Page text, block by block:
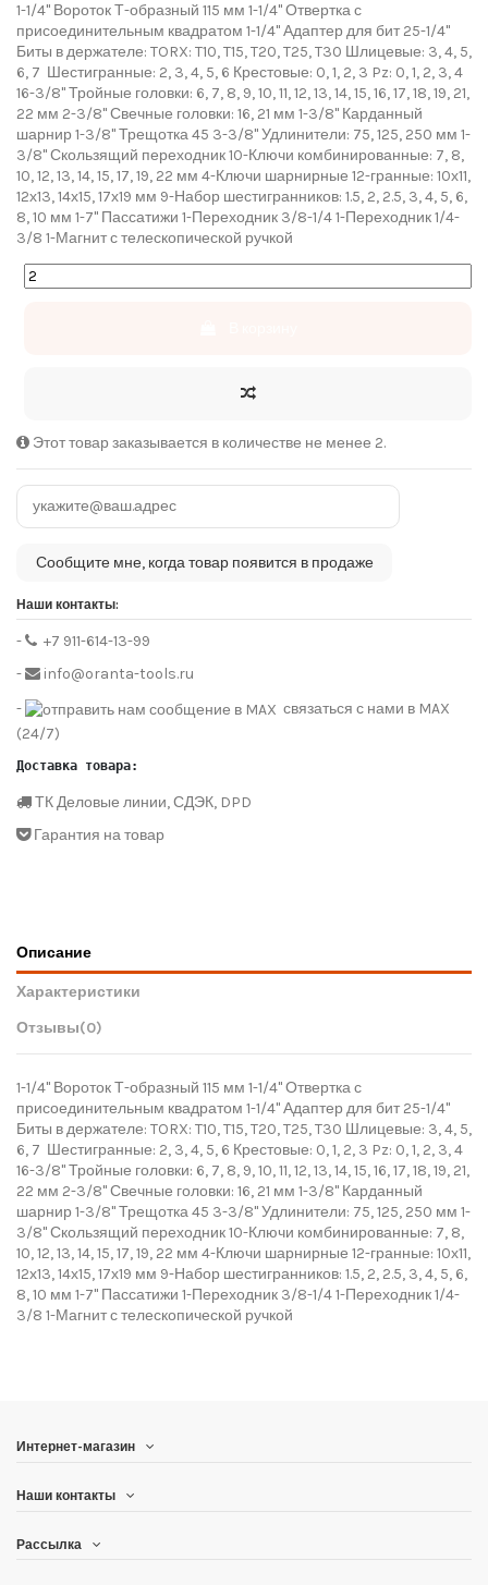
1-1/4" Вороток Т-образный 115 мм 1-1/4" Отвертка с
присоединительным квадратом 1-1/4" Адаптер для бит 25-1/4"
Биты в держателе: TORX: T10, T15, T20, T25, T30 Шлицевые: 3, 4, 5,
6, 7 Шестигранные: 2, 3, 4, 5, 6 Крестовые: 0, 1, 2, 3 Pz: 0, 1, 2, 3, 4
16-3/8" Тройные головки: 6, 7, 8, 9, 10, 11, 12, 13, 14, 15, 16, 17, 18, 19, 21,
22 мм 2-3/8" Свечные головки: 16, 21 мм 1-3/8" Карданный
шарнир 1-3/8" Трещотка 45 3-3/8" Удлинители: 75, 125, 250 мм 1-
3/8" Скользящий переходник 10-Ключи комбинированные: 7, 8,
10, 12, 13, 14, 15, 17, 19, 22 мм 4-Ключи шарнирные 12-гранные: 10х11,
12х13, 14х15, 17х19 мм 9-Набор шестигранников: 1.5, 2, 2.5, 3, 4, 5, 6,
8, 10 мм 1-7" Пассатижи 1-Переходник 3/8-1/4 1-Переходник 1/4-
3/8 1-Магнит с телескопической ручкой
Этот товар заказывается в количестве не менее 2.
Наши контакты:
-
+7 911-614-13-99
-
info@oranta-tools.ru
-
связаться с нами в MAX
(24/7)
Доставка товара:
ТК Деловые линии, СДЭК, DPD
Гарантия на товар
Описание
Характеристики
Отзывы(0)
1-1/4" Вороток Т-образный 115 мм 1-1/4" Отвертка с
присоединительным квадратом 1-1/4" Адаптер для бит 25-1/4"
Биты в держателе: TORX: T10, T15, T20, T25, T30 Шлицевые: 3, 4, 5,
6, 7 Шестигранные: 2, 3, 4, 5, 6 Крестовые: 0, 1, 2, 3 Pz: 0, 1, 2, 3, 4
16-3/8" Тройные головки: 6, 7, 8, 9, 10, 11, 12, 13, 14, 15, 16, 17, 18, 19, 21,
22 мм 2-3/8" Свечные головки: 16, 21 мм 1-3/8" Карданный
шарнир 1-3/8" Трещотка 45 3-3/8" Удлинители: 75, 125, 250 мм 1-
3/8" Скользящий переходник 10-Ключи комбинированные: 7, 8,
10, 12, 13, 14, 15, 17, 19, 22 мм 4-Ключи шарнирные 12-гранные: 10х11,
12х13, 14х15, 17х19 мм 9-Набор шестигранников: 1.5, 2, 2.5, 3, 4, 5, 6,
8, 10 мм 1-7" Пассатижи 1-Переходник 3/8-1/4 1-Переходник 1/4-
3/8 1-Магнит с телескопической ручкой
Интернет-магазин
Наши контакты
Рассылка